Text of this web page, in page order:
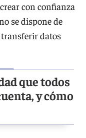
con confianza
se dispone de
transferir datos
que todos
y cómo